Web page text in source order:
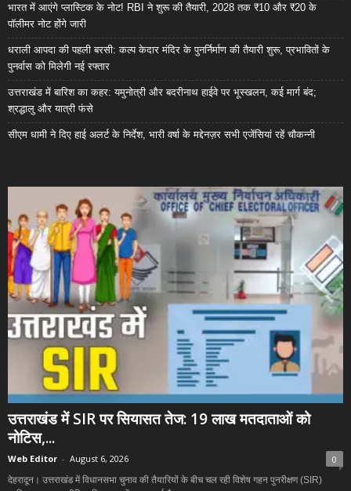
भारत में आएंगे प्लास्टिक के नोट! RBI ने शुरू की तैयारी, 2028 तक ₹10 और ₹20 के
पॉलीमर नोट होंगे जारी
धराली आपदा की पहली बरसी: कल्प केदार मंदिर के पुनर्निर्माण की तैयारी शुरू, प्रभावितों के
पुनर्वास को मिलेगी नई रफ्तार
उत्तराखंड में बारिश का कहर: यमुनोत्री और बदरीनाथ हाईवे पर भूस्खलन, कई मार्ग बंद;
श्रद्धालु और यात्री फंसे
सीएम धामी ने दिए हाई अलर्ट के निर्देश, भारी वर्षा के मद्देनज़र सभी एजेंसियां रहें चौकन्नी
उत्तराखंड में SIR पर सियासत तेज: 19 लाख मतदाताओं को
नोटिस,...
Web Editor - August 6, 2026 0
देहरादून। उत्तराखंड में विधानसभा चुनाव की तैयारियों के बीच चल रही विशेष गहन पुनरीक्षण (SIR)